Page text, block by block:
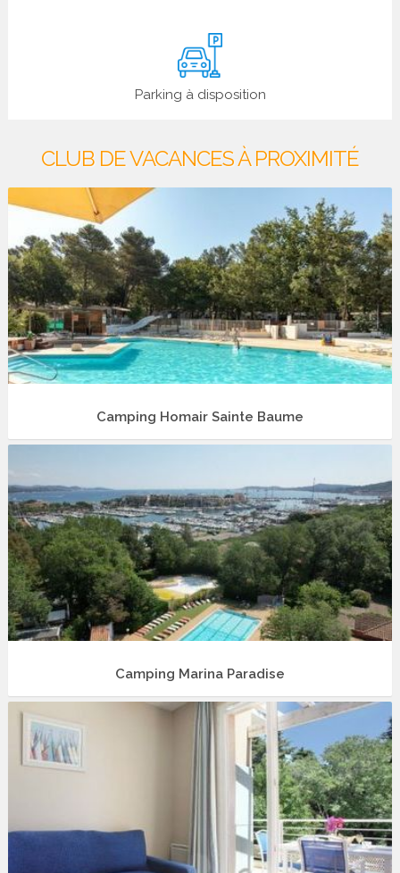
Parking à disposition
CLUB DE VACANCES À PROXIMITÉ
Camping Homair Sainte Baume
Camping Marina Paradise